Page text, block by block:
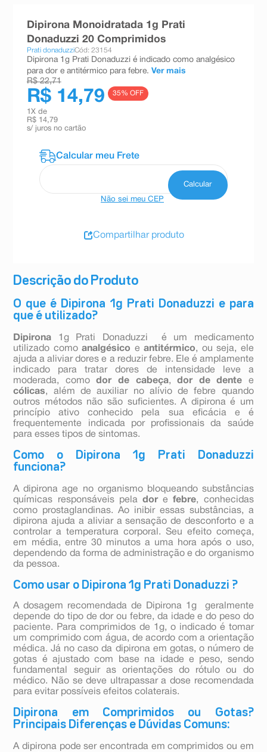
Descrição do Produto
O que é Dipirona 1g Prati Donaduzzi e para
que é utilizado?
Dipirona 1g Prati Donaduzzi é um medicamento
utilizado comoanalgésico eantitérmico, ou seja, ele
ajuda a aliviar dores e a reduzir febre. Ele é amplamente
indicado para tratar dores de intensidade leve a
moderada, comodor de cabeça,dor de dente e
cólicas, além de auxiliar no alívio de febre quando
outros métodos não são suficientes. A dipirona é um
princípio ativo conhecido pela sua eficácia e é
frequentemente indicada por profissionais da saúde
para esses tipos de sintomas.
Como o Dipirona 1g Prati Donaduzzi
funciona?
A dipirona age no organismo bloqueando substâncias
químicas responsáveis pela dorefebre, conhecidas
como prostaglandinas. Ao inibir essas substâncias, a
dipirona ajuda a aliviar a sensação de desconforto e a
controlar a temperatura corporal. Seu efeito começa,
em média, entre 30 minutos a uma hora após o uso,
dependendo da forma de administração e do organismo
da pessoa.
Como usar o Dipirona 1g Prati Donaduzzi ?
A dosagem recomendada de Dipirona 1g geralmente
depende do tipo de dor ou febre, da idade e do peso do
paciente. Para comprimidos de 1g, o indicado é tomar
um comprimido com água, de acordo com a orientação
médica. Já no caso da dipirona em gotas, o número de
gotas é ajustado com base na idade e peso, sendo
fundamental seguir as orientações do rótulo ou do
médico. Não se deve ultrapassar a dose recomendada
para evitar possíveis efeitos colaterais.
Dipirona em Comprimidos ou Gotas?
Principais Diferenças e Dúvidas Comuns:
A dipirona pode ser encontrada em comprimidos ou em
Dipirona Monoidratada 1g Prati
Donaduzzi 20 Comprimidos
Prati donaduzziCód: 23154
Dipirona 1g Prati Donaduzzi é indicado como analgésico
para dor e antitérmico para febre. Ver mais
R$ 22,71
R$ 14,79 35% OFF
1 X de
R$ 14,79
s/ juros no cartão
Não sei meu CEP
Compartilhar produto
esmalte
10ºabsorvente